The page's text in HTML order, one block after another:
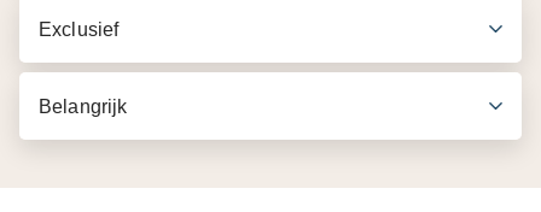
Exclusief
Belangrijk